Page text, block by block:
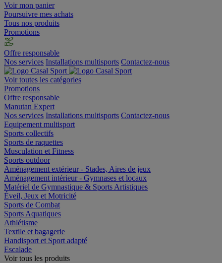
Voir mon panier
Poursuivre mes achats
Tous nos produits
Promotions
Offre responsable
Nos services Installations multisports Contactez-nous
Voir toutes les catégories
Promotions
Offre responsable
Manutan Expert
Nos services Installations multisports Contactez-nous
Equipement multisport
Sports collectifs
Sports de raquettes
Musculation et Fitness
Sports outdoor
Aménagement extérieur - Stades, Aires de jeux
Aménagement intérieur - Gymnases et locaux
Matériel de Gymnastique & Sports Artistiques
Éveil, Jeux et Motricité
Sports de Combat
Sports Aquatiques
Athlétisme
Textile et bagagerie
Handisport et Sport adapté
Escalade
Voir tous les produits